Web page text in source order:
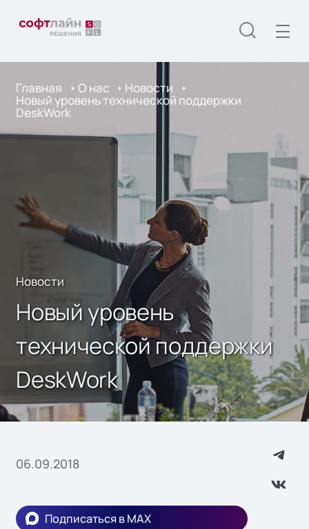
Главная О нас Новости
Новый уровень технической поддержки
DeskWork
Новости
Новый уровень
технической поддержки
DeskWork
06.09.2018
Подписаться в MAX